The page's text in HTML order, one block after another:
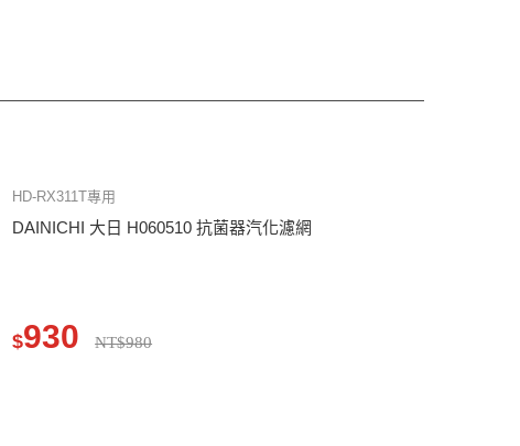
HD-RX311T專用
DAINICHI 大日 H060510 抗菌器汽化濾網
$930 NT$980